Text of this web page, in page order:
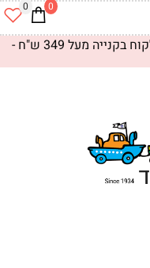
מעל 349 ש"ח -
0 0